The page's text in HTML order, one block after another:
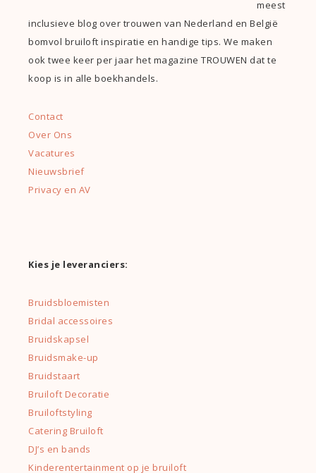
meest
inclusieve blog over trouwen van Nederland en België
bomvol bruiloft inspiratie en handige tips. We maken
ook twee keer per jaar het magazine TROUWEN dat te
koop is in alle boekhandels.
Contact
Over Ons
Vacatures
Nieuwsbrief
Privacy en AV
Kies je leveranciers:
Bruidsbloemisten
Bridal accessoires
Bruidskapsel
Bruidsmake-up
Bruidstaart
Bruiloft Decoratie
Bruiloftstyling
Catering Bruiloft
DJ’s en bands
Kinderentertainment op je bruiloft